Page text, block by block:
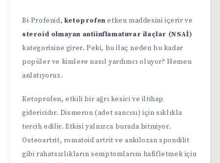
Bi-Profenid, ketoprofen etken maddesini içerir ve
steroid olmayan antiinflamatuvar ilaçlar (NSAİ)
kategorisine girer. Peki, bu ilaç neden bu kadar
popüler ve kimlere nasıl yardımcı oluyor? Hemen
anlatıyoruz.
Ketoprofen, etkili bir ağrı kesici ve iltihap
gidericidır. Dismeron (adet sancısı) için sıklıkla
tercih edilir. Etkisi yalnızca burada bitmiyor.
Osteoartrit, romatoid artrit ve ankilozan spondilit
gibi rahatsızlıkların semptomlarını hafifletmek için